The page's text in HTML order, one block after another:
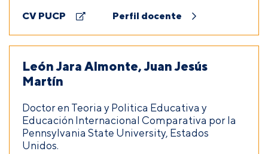
CV PUCP Perfil docente
León Jara Almonte, Juan Jesús
Martín
Doctor en Teoria y Politica Educativa y
Educación Internacional Comparativa por la
Pennsylvania State University, Estados
Unidos.